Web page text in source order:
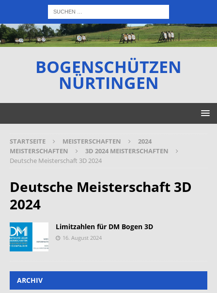
BOGENSCHÜTZEN
NÜRTINGEN
STARTSEITE MEISTERSCHAFTEN
2024
MEISTERSCHAFTEN
3D 2024 MEISTERSCHAFTEN
Deutsche Meisterschaft 3D 2024
Deutsche Meisterschaft 3D
2024
Limitzahlen für DM Bogen 3D
16. August 2024
ARCHIV